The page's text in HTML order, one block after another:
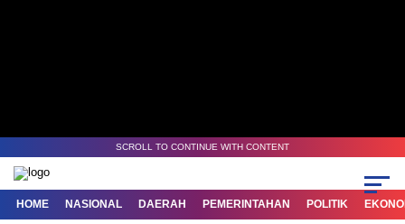
SCROLL TO CONTINUE WITH CONTENT
HOME NASIONAL DAERAH PEMERINTAHAN POLITIK